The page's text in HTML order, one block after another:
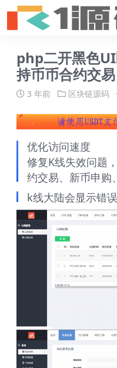
php二开黑色
持币币合约交易
3 年前 区块链源码
优化访问速度
修复K线失效问题
约交易、新币申购
k线大陆会显示错